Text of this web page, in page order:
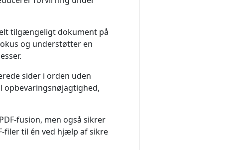
tilgængeligt dokument på
og understøtter en
sider i orden uden
fusion, men også sikrer
filer til én ved hjælp af sikre